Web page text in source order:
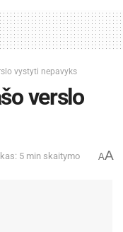
vystyti nepavyks
verslo
5 min skaitymo AA